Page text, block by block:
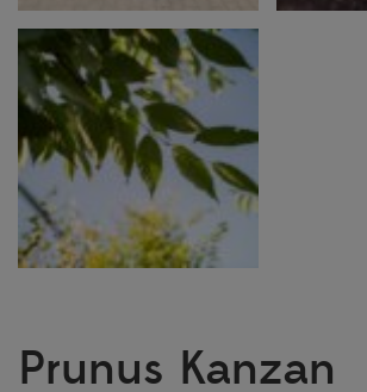
Prunus Kanzan